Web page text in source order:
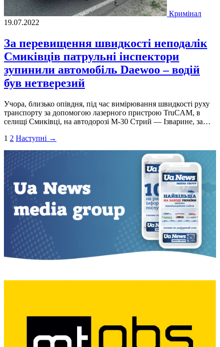
Кримінал
19.07.2022
За перевищення швидкості неподалік
Смиківців патрульні інспектори
зупинили автомобіль Daewoo – водій
був нетверезий
Учора, близько опiвдня, пiд час вимiрювання швидкостi руху
транспорту за допомогою лазерного пристрою TruCAM, в
селищi Смикiвцi, на автодорозi М-30 Стрий — Iзварине, за…
Пагінація
записів
1 2 Наступні →